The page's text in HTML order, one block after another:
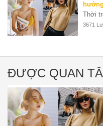
Thời
3671
ĐƯỢC QUAN